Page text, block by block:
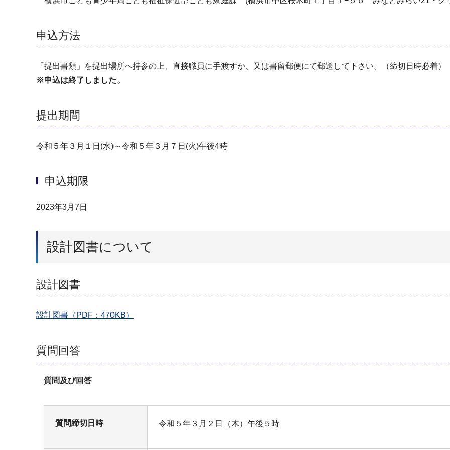
申込方法
「提出書類」を提出場所へ持参の上、直接職員に手渡すか、又は書留郵便にて郵送して下さい。（締切日時必着）
※申込は終了しました。
提出期間
令和５年３月１日(水)～令和５年３月７日(火)午後4時
申込期限
2023年3月7日
設計図書について
設計図書
設計図書（PDF：470KB）
質問回答
質問及び回答
質問締切日時 令和５年３月２日（木）午後５時